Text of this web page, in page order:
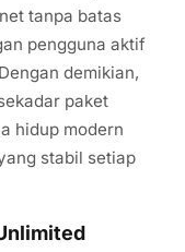
tanpa batas
pengguna aktif
demikian,
paket
hidup modern
stabil setiap